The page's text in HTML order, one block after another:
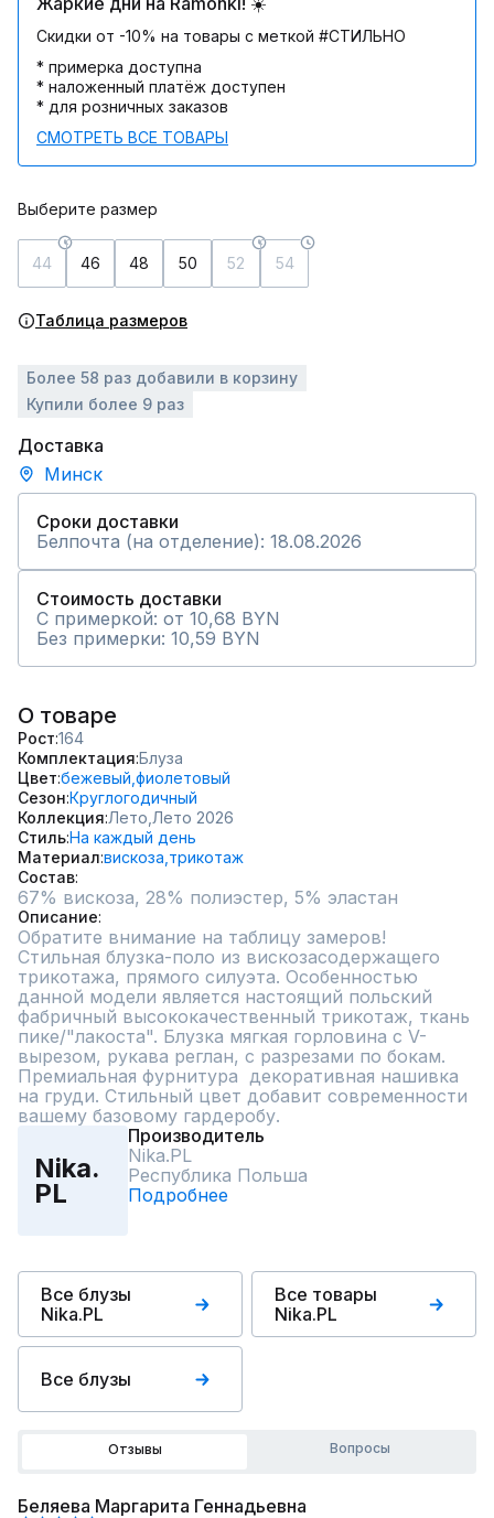
Скидки от -10% на товары с меткой #СТИЛЬНО
* примерка доступна
* наложенный платёж доступен
* для розничных заказов
СМОТРЕТЬ ВСЕ ТОВАРЫ
Выберите размер
44 46 48 50 52 54
Таблица размеров
Более 58 раз добавили в корзину
Купили более 9 раз
Доставка
Минск
Сроки доставки
Белпочта (на отделение): 18.08.2026
Стоимость доставки
С примеркой: от 10,68 BYN
Без примерки: 10,59 BYN
О товаре
Рост 164
Комплектация Блуза
Цвет бежевый, фиолетовый
Сезон Круглогодичный
Коллекция Лето, Лето 2026
СтильНа каждый день
Материал вискоза, трикотаж
Состав
67% вискоза, 28% полиэстер, 5% эластан
Описание
Обратите внимание на таблицу замеров!
Стильная блузка-поло из вискозасодержащего
трикотажа, прямого силуэта. Особенностью
данной модели является настоящий польский
фабричный высококачественный трикотаж, ткань
пике/"лакоста". Блузка мягкая горловина с V-
вырезом, рукава реглан, с разрезами по бокам.
Премиальная фурнитура  декоративная нашивка
на груди. Стильный цвет добавит современности
вашему базовому гардеробу.
Nika.
PL
Производитель
Nika.PL
Республика Польша
Подробнее
Все блузы
Nika.PL
Все товары
Nika.PL
Все блузы
Отзывы Вопросы
Беляева Маргарита Геннадьевна